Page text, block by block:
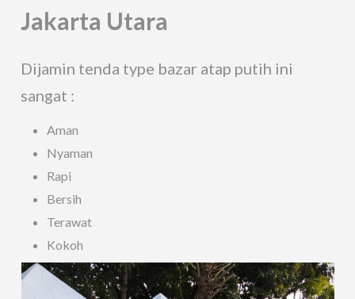
Jakarta Utara
Dijamin tenda type bazar atap putih ini
sangat :
Aman
Nyaman
Rapi
Bersih
Terawat
Kokoh